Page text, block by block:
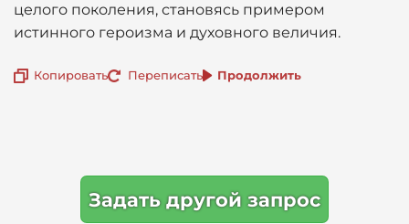
целого поколения, становясь примером
истинного героизма и духовного величия.
Копировать Переписать Продолжить
Задать другой запрос